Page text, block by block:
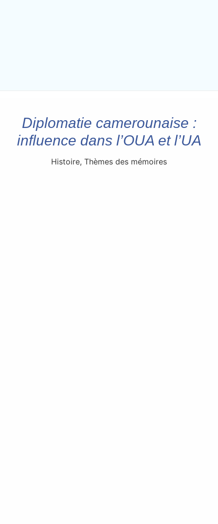
Diplomatie camerounaise :
influence dans l’OUA et l’UA
Histoire, Thèmes des mémoires